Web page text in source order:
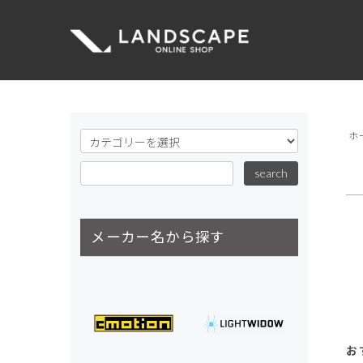
ホ
お
メーカー名から探す